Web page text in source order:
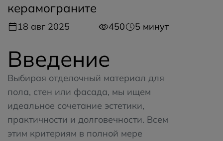
керамограните
18 авг 2025 450 5 минут
Введение
Выбирая отделочный материал для
пола, стен или фасада, мы ищем
идеальное сочетание эстетики,
практичности и долговечности. Всем
этим критериям в полной мере